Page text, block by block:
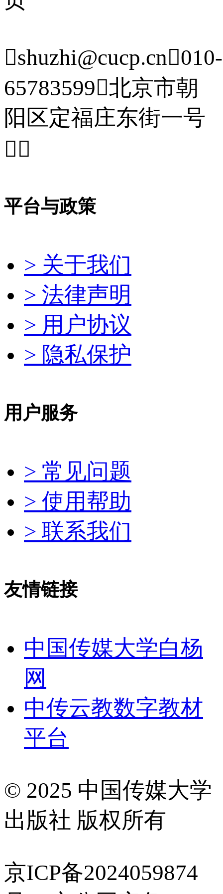
shuzhi@cucp.cn010-
65783599北京市朝
阳区定福庄东街一号

平台与政策
> 关于我们
> 法律声明
> 用户协议
> 隐私保护
用户服务
> 常见问题
> 使用帮助
> 联系我们
友情链接
中国传媒大学白杨
网
中传云教数字教材
平台
© 2025 中国传媒大学
出版社 版权所有
京ICP备2024059874